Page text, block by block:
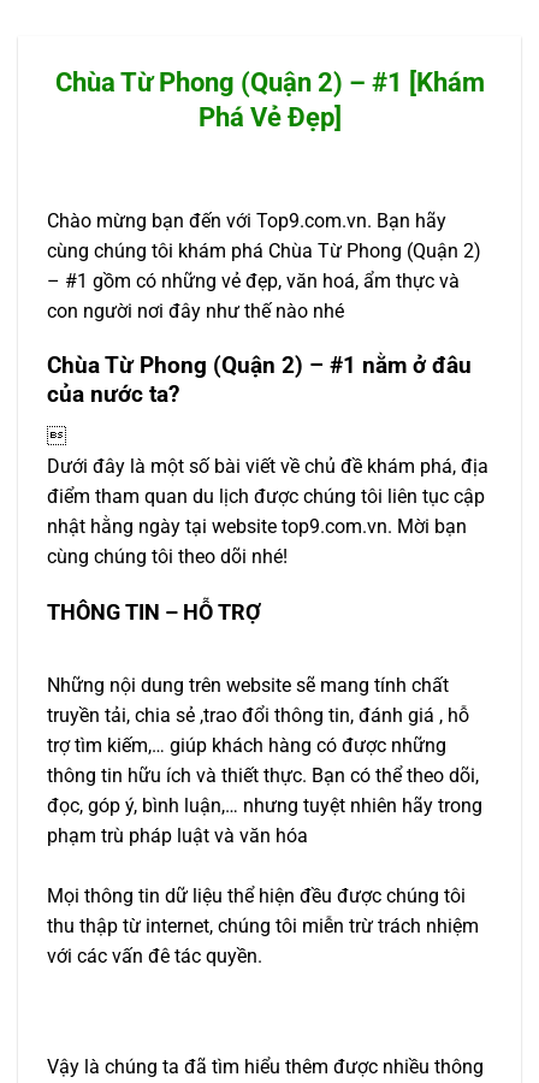
Chùa Từ Phong (Quận 2) – #1 [Khám
Phá Vẻ Đẹp]
Chào mừng bạn đến với Top9.com.vn. Bạn hãy
cùng chúng tôi khám phá Chùa Từ Phong (Quận 2)
– #1 gồm có những vẻ đẹp, văn hoá, ẩm thực và
con người nơi đây như thế nào nhé
Chùa Từ Phong (Quận 2) – #1 nằm ở đâu
của nước ta?

Dưới đây là một số bài viết về chủ đề khám phá, địa
điểm tham quan du lịch được chúng tôi liên tục cập
nhật hằng ngày tại website top9.com.vn. Mời bạn
cùng chúng tôi theo dõi nhé!
THÔNG TIN – HỖ TRỢ
Những nội dung trên website sẽ mang tính chất
truyền tải, chia sẻ ,trao đổi thông tin, đánh giá , hỗ
trợ tìm kiếm,… giúp khách hàng có được những
thông tin hữu ích và thiết thực. Bạn có thể theo dõi,
đọc, góp ý, bình luận,… nhưng tuyệt nhiên hãy trong
phạm trù pháp luật và văn hóa
Mọi thông tin dữ liệu thể hiện đều được chúng tôi
thu thập từ internet, chúng tôi miễn trừ trách nhiệm
với các vấn đê tác quyền.
Vậy là chúng ta đã tìm hiểu thêm được nhiều thông